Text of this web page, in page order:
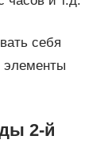
себя
элементы
2-й